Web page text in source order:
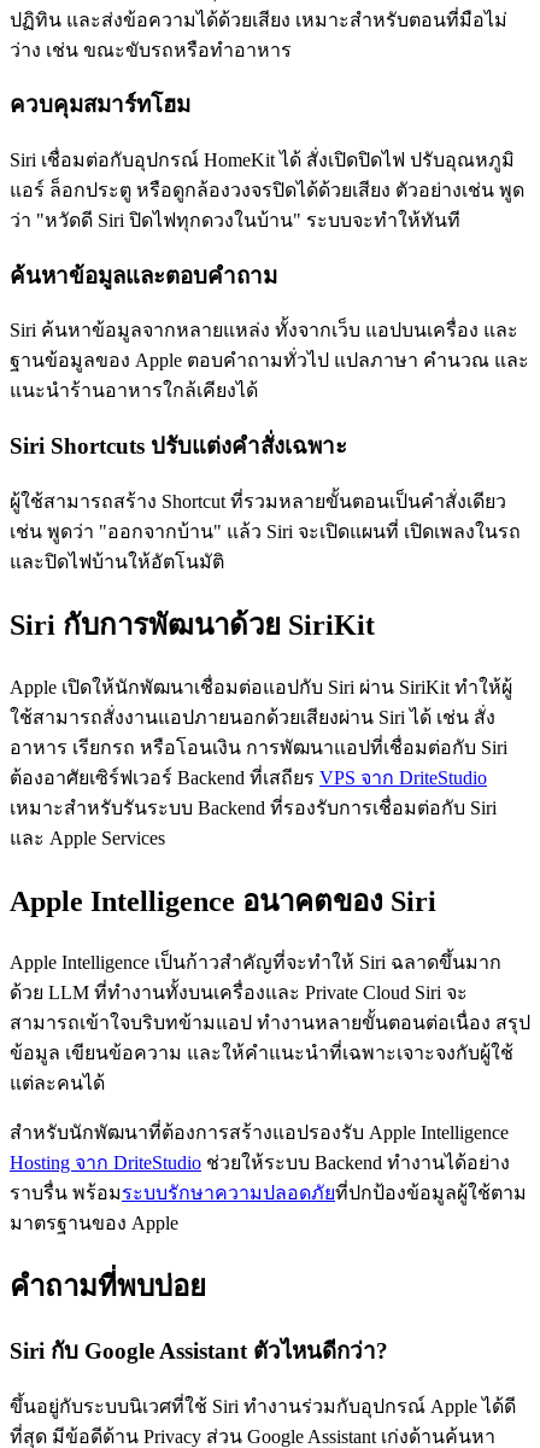
ปฏิทิน และส่งข้อความได้ด้วยเสียง เหมาะสำหรับตอนที่มือไม่
ว่าง เช่น ขณะขับรถหรือทำอาหาร
ควบคุมสมาร์ทโฮม
Siri เชื่อมต่อกับอุปกรณ์ HomeKit ได้ สั่งเปิดปิดไฟ ปรับอุณหภูมิ
แอร์ ล็อกประตู หรือดูกล้องวงจรปิดได้ด้วยเสียง ตัวอย่างเช่น พูด
ว่า "หวัดดี Siri ปิดไฟทุกดวงในบ้าน" ระบบจะทำให้ทันที
ค้นหาข้อมูลและตอบคำถาม
Siri ค้นหาข้อมูลจากหลายแหล่ง ทั้งจากเว็บ แอปบนเครื่อง และ
ฐานข้อมูลของ Apple ตอบคำถามทั่วไป แปลภาษา คำนวณ และ
แนะนำร้านอาหารใกล้เคียงได้
Siri Shortcuts ปรับแต่งคำสั่งเฉพาะ
ผู้ใช้สามารถสร้าง Shortcut ที่รวมหลายขั้นตอนเป็นคำสั่งเดียว
เช่น พูดว่า "ออกจากบ้าน" แล้ว Siri จะเปิดแผนที่ เปิดเพลงในรถ
และปิดไฟบ้านให้อัตโนมัติ
Siri กับการพัฒนาด้วย SiriKit
Apple เปิดให้นักพัฒนาเชื่อมต่อแอปกับ Siri ผ่าน SiriKit ทำให้ผู้
ใช้สามารถสั่งงานแอปภายนอกด้วยเสียงผ่าน Siri ได้ เช่น สั่ง
อาหาร เรียกรถ หรือโอนเงิน การพัฒนาแอปที่เชื่อมต่อกับ Siri
ต้องอาศัยเซิร์ฟเวอร์ Backend ที่เสถียร VPS จาก DriteStudio
เหมาะสำหรับรันระบบ Backend ที่รองรับการเชื่อมต่อกับ Siri
และ Apple Services
Apple Intelligence อนาคตของ Siri
Apple Intelligence เป็นก้าวสำคัญที่จะทำให้ Siri ฉลาดขึ้นมาก
ด้วย LLM ที่ทำงานทั้งบนเครื่องและ Private Cloud Siri จะ
สามารถเข้าใจบริบทข้ามแอป ทำงานหลายขั้นตอนต่อเนื่อง สรุป
ข้อมูล เขียนข้อความ และให้คำแนะนำที่เฉพาะเจาะจงกับผู้ใช้
แต่ละคนได้
สำหรับนักพัฒนาที่ต้องการสร้างแอปรองรับ Apple Intelligence
Hosting จาก DriteStudio ช่วยให้ระบบ Backend ทำงานได้อย่าง
ราบรื่น พร้อมระบบรักษาความปลอดภัยที่ปกป้องข้อมูลผู้ใช้ตาม
มาตรฐานของ Apple
คำถามที่พบบ่อย
Siri กับ Google Assistant ตัวไหนดีกว่า?
ขึ้นอยู่กับระบบนิเวศที่ใช้ Siri ทำงานร่วมกับอุปกรณ์ Apple ได้ดี
ที่สุด มีข้อดีด้าน Privacy ส่วน Google Assistant เก่งด้านค้นหา